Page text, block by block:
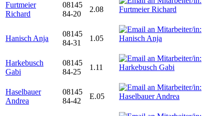
Furtmeier
Richard
08145
84-20
2.08
Hanisch Anja
08145
84-31
1.05
Harkebusch
Gabi
08145
84-25
1.11
Haselbauer
Andrea
08145
84-42
E.05